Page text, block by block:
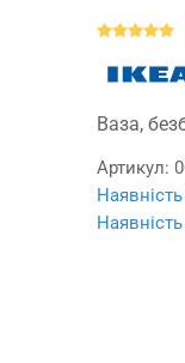
Ваза,
Артикул: